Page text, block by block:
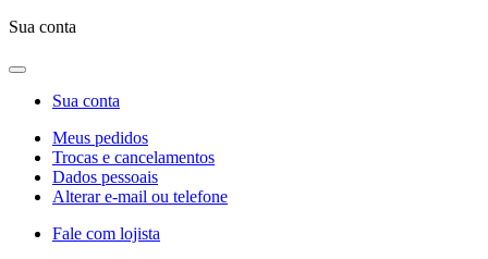
Sua conta
Sua conta
Meus pedidos
Trocas e cancelamentos
Dados pessoais
Alterar e-mail ou telefone
Fale com lojista